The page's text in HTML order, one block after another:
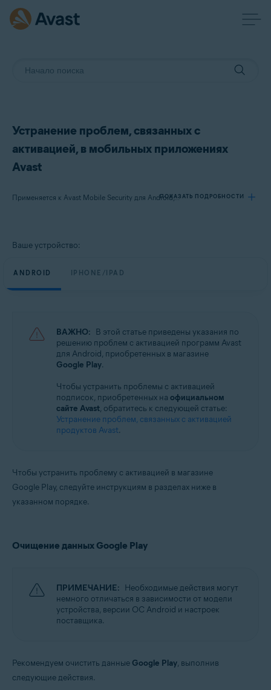
Устранение проблем, связанных с
активацией, в мобильных приложениях
Avast
Применяется к Avast Mobile Security для Android, Avast Cleanup для Android, Avast SecureLine VPN для Android, Avast Mobile Security для iOS, Avast SecureLine VPN для iOS
ПОКАЗАТЬ ПОДРОБНОСТИ
Продукты:
Avast Cleanup 23.x для Android
Операционные системы:
Google Android 8.0 (Oreo, API 26) или более новая версия
Apple iOS 14.0 или более новая версия
Ваше устройство:
ANDROID IPHONE/IPAD
ВАЖНО: В этой статье приведены указания по
решению проблем с активацией программ Avast
для Android, приобретенных в магазине
Google Play.
Чтобы устранить проблемы с активацией
подписок, приобретенных на официальном
сайте Avast, обратитесь к следующей статье:
Устранение проблем, связанных с активацией
продуктов Avast.
Чтобы устранить проблему с активацией в магазине
Google Play, следуйте инструкциям в разделах ниже в
указанном порядке.
Очищение данных Google Play
ПРИМЕЧАНИЕ: Необходимые действия могут
немного отличаться в зависимости от модели
устройства, версии ОС Android и настроек
поставщика.
Рекомендуем очистить данные Google Play, выполнив
следующие действия.